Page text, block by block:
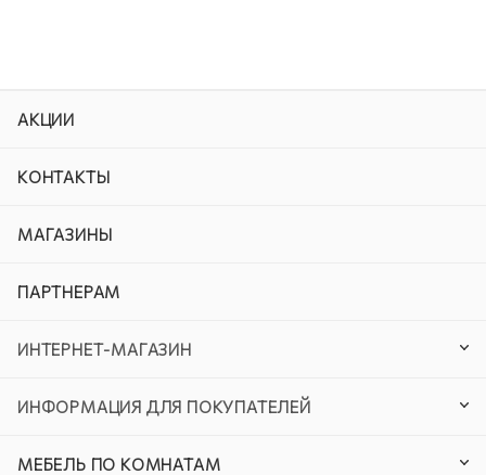
АКЦИИ
КОНТАКТЫ
МАГАЗИНЫ
ПАРТНЕРАМ
ИНТЕРНЕТ-МАГАЗИН
ИНФОРМАЦИЯ ДЛЯ ПОКУПАТЕЛЕЙ
МЕБЕЛЬ ПО КОМНАТАМ